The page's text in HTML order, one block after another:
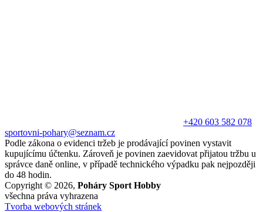
+420 603 582 078
sportovni-pohary@seznam.cz
Podle zákona o evidenci tržeb je prodávající povinen vystavit
kupujícímu účtenku. Zároveň je povinen zaevidovat přijatou tržbu u
správce daně online, v případě technického výpadku pak nejpozději
do 48 hodin.
Copyright © 2026, Poháry Sport Hobby
všechna práva vyhrazena
Tvorba webových stránek